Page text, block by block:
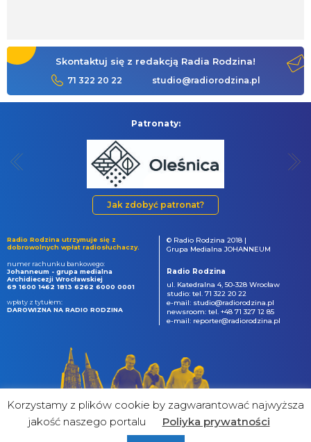
Skontaktuj się z redakcją Radia Rodzina!
71 322 20 22 studio@radiorodzina.pl
Patronaty:
Jak zdobyć patronat?
Radio Rodzina utrzymuje się z
dobrowolnych wpłat radiosłuchaczy.
numer rachunku bankowego:
Johanneum - grupa medialna
Archidiecezji Wrocławskiej
69 1600 1462 1813 6262 6000 0001
wpłaty z tytułem:
DAROWIZNA NA RADIO RODZINA
© Radio Rodzina 2018 |
Grupa Medialna JOHANNEUM
Radio Rodzina
ul. Katedralna 4, 50-328 Wrocław
studio: tel. 71 322 20 22
e-mail: studio@radiorodzina.pl
newsroom: tel. +48 71 327 12 85
e-mail: reporter@radiorodzina.pl
Korzystamy z plików cookie by zagwarantować najwyższa
jakość naszego portalu
Poliyka prywatności